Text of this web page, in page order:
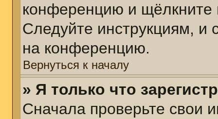
конференцию и щёлкните
Следуйте инструкциям, и
на конференцию.
Вернуться к началу
» Я только что
Сначала проверьте свои